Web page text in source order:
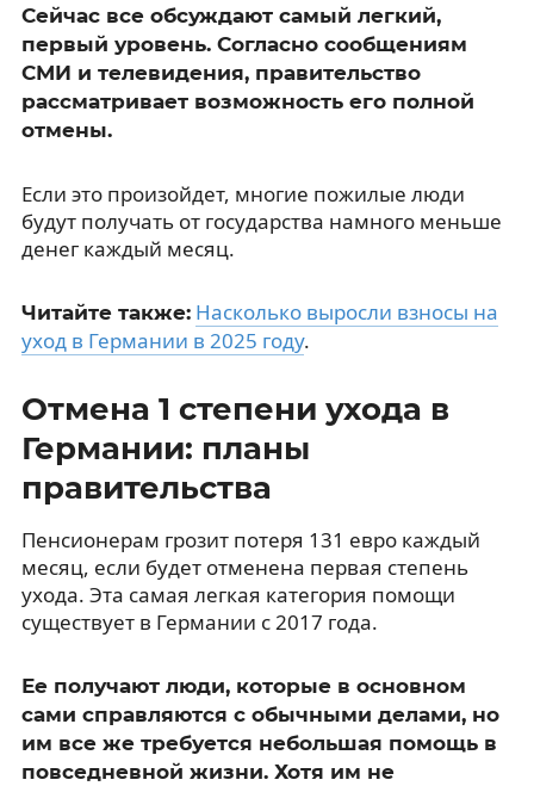
Сейчас все обсуждают самый легкий,
первый уровень. Согласно сообщениям
СМИ и телевидения, правительство
рассматривает возможность его полной
отмены.
Если это произойдет, многие пожилые люди
будут получать от государства намного меньше
денег каждый месяц.
Читайте также: Насколько выросли взносы на
уход в Германии в 2025 году.
Отмена 1 степени ухода в
Германии: планы
правительства
Пенсионерам грозит потеря 131 евро каждый
месяц, если будет отменена первая степень
ухода. Эта самая легкая категория помощи
существует в Германии с 2017 года.
Ее получают люди, которые в основном
сами справляются с обычными делами, но
им все же требуется небольшая помощь в
повседневной жизни. Хотя им не